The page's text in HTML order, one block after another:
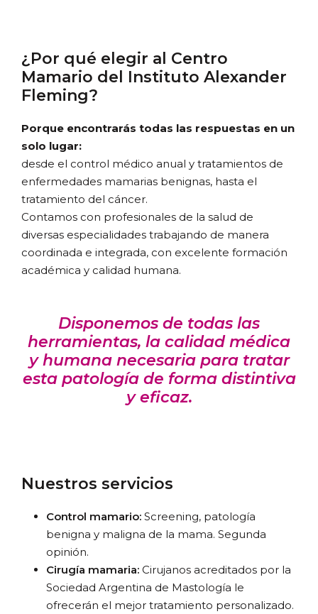
¿Por qué elegir al Centro
Mamario del Instituto Alexander
Fleming?
Porque encontrarás todas las respuestas en un
solo lugar:
desde el control médico anual y tratamientos de
enfermedades mamarias benignas, hasta el
tratamiento del cáncer.
Contamos con profesionales de la salud de
diversas especialidades trabajando de manera
coordinada e integrada, con excelente formación
académica y calidad humana.
Disponemos de todas las
herramientas, la calidad médica
y humana necesaria para tratar
esta patología de forma distintiva
y eficaz.
Nuestros servicios
Control mamario: Screening, patología
benigna y maligna de la mama. Segunda
opinión.
Cirugía mamaria: Cirujanos acreditados por la
Sociedad Argentina de Mastología le
ofrecerán el mejor tratamiento personalizado.